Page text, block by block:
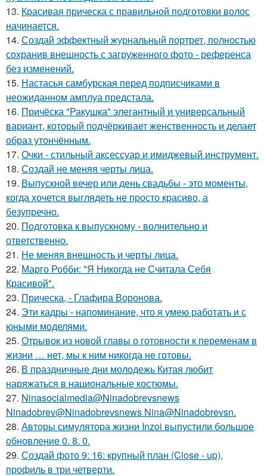
13. Красивая прическа с правильной подготовки волос
начинается.
14. Создай эффектный журнальный портрет, полностью
сохранив внешность с загруженного фото - референса
без изменений.
15. Настасья самбурская перед подписчиками в
неожиданном амплуа предстала.
16. Причёска "Ракушка" элегантный и универсальный
вариант, который подчёркивает женственность и делает
образ утончённым.
17. Очки - стильный аксессуар и имиджевый инструмент.
18. Создай не меняя черты лица.
19. Выпускной вечер или день свадьбы - это моменты,
когда хочется выглядеть не просто красиво, а
безупречно.
20. Подготовка к выпускному - волнительно и
ответственно.
21. Не меняя внешность и черты лица.
22. Марго Робби: "Я Никогда не Считала Себя
Красивой".
23. Прическа, - Глафира Воронова.
24. Эти кадры - напоминание, что я умею работать и с
юными моделями.
25. Отрывок из новой главы о готовности к переменам в
жизни … нет, мы к ним никогда не готовы.
26. В праздничные дни молодежь Китая любит
наряжаться в национальные костюмы.
27. Ninasocialmedia@Ninadobrevsnews
Ninadobrev@Ninadobrevsnews Nina@Ninadobrevsn.
28. Авторы симулятора жизни Inzoi выпустили большое
обновление 0. 8. 0.
29. Создай фото 9: 16: крупный план (Close - up),
профиль в три четверти.